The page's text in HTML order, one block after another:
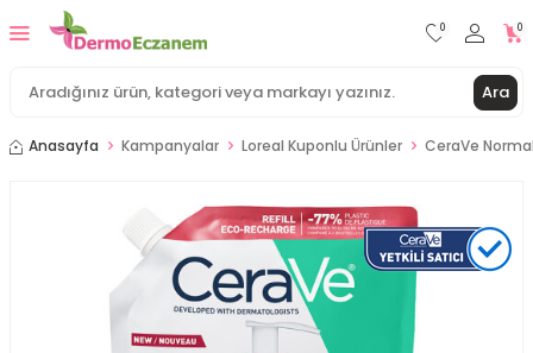
Ara
0 0
Anasayfa Kampanyalar Loreal Kuponlu Ürünler CeraVe